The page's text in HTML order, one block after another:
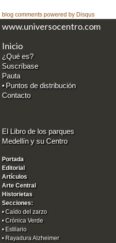
blog comments powered by Disqus
www.universocentro.com
Inicio
¿Qué es?
Suscríbase
Pauta
• Puntos de distribución
Contacto
El Libro de los parques
Medellín y su Centro
Portada
Editorial
Artículos
Arte Central
Historietas
Secciones:
•Caído del zarzo
•Crónica Verde
• Estilario
• Rayadura Alzheimer